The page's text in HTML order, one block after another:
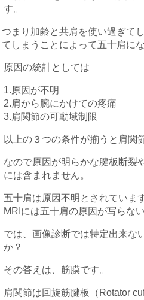
す。
つまり加齢と共肩を使い過ぎて
てしまうことによって五十肩に
原因の統計としては
1.原因が不明
2.肩から腕にかけての疼痛
3.肩関節の可動域制限
以上の３つの条件が揃うと肩関
なので原因が明らかな腱板断裂
には含まれません。
五十肩は原因不明とされていま
MRIには五十肩の原因が写らな
では、画像診断では特定出来な
か？
その答えは、筋膜です。
肩関節は回旋筋腱板（Rotator